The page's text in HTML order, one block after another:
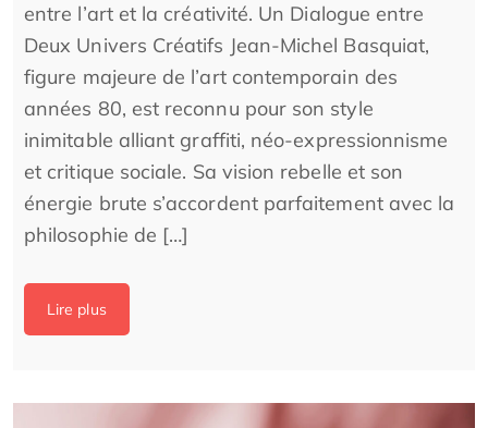
entre l’art et la créativité. Un Dialogue entre
Deux Univers Créatifs Jean-Michel Basquiat,
figure majeure de l’art contemporain des
années 80, est reconnu pour son style
inimitable alliant graffiti, néo-expressionnisme
et critique sociale. Sa vision rebelle et son
énergie brute s’accordent parfaitement avec la
philosophie de […]
Lire plus